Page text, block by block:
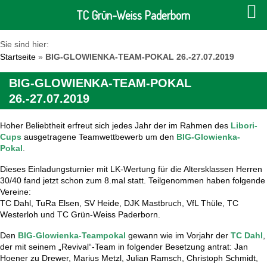
Sie sind hier:
Startseite » BIG-GLOWIENKA-TEAM-POKAL 26.-27.07.2019
BIG-GLOWIENKA-TEAM-POKAL
26.-27.07.2019
Hoher Beliebtheit erfreut sich jedes Jahr der im Rahmen des Libori-
Cups ausgetragene Teamwettbewerb um den BIG-Glowienka-
Pokal
Dieses Einladungsturnier mit LK-Wertung für die Altersklassen Herren
30/40 fand jetzt schon zum 8.mal statt. Teilgenommen haben folgende
Vereine:
TC Dahl, TuRa Elsen, SV Heide, DJK Mastbruch, VfL Thüle , TC
Westerloh und TC Grün-Weiss Paderborn.
Den BIG-Glowienka-Teampokal gewann wie im Vorjahr der TC Dahl
der mit seinem „Revival“-Team in folgender Besetzung antrat: Jan
Hoener zu Drewer, Marius Metzl , Julian Ramsch, Christoph Schmidt,
TC Grün-Weiss Paderborn